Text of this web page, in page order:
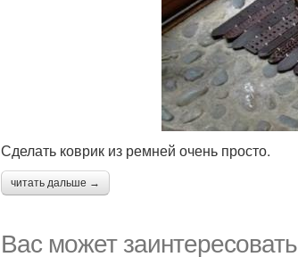
Сделать коврик из ремней очень просто.
читать дальше →
Вас может заинтересовать